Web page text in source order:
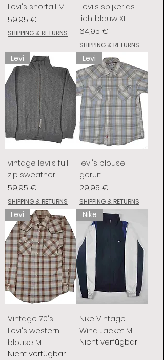
Levi's shortall M
Preis
59,95 €
SHIPPING & RETURNS
Levi's spijkerjas
lichtblauw XL
Preis
64,95 €
SHIPPING & RETURNS
Levi
vintage levi's full
zip sweather L
Preis
59,95 €
SHIPPING & RETURNS
Levi
levi's blouse
geruit L
Preis
29,95 €
SHIPPING & RETURNS
Levi
Vintage 70's
Levi's western
blouse M
Nicht verfügbar
Nike
Nike Vintage
Wind Jacket M
Nicht verfügbar